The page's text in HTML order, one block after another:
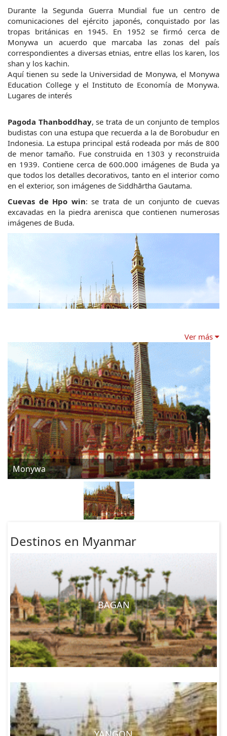
Durante la Segunda Guerra Mundial fue un centro de
comunicaciones del ejército japonés, conquistado por las
tropas británicas en 1945. En 1952 se firmó cerca de
Monywa un acuerdo que marcaba las zonas del país
correspondientes a diversas etnias, entre ellas los karen, los
shan y los kachin.
Aquí tienen su sede la Universidad de Monywa, el Monywa
Education College y el Instituto de Economía de Monywa.
Lugares de interés
Pagoda Thanboddhay, se trata de un conjunto de templos
budistas con una estupa que recuerda a la de Borobudur en
Indonesia. La estupa principal está rodeada por más de 800
de menor tamaño. Fue construida en 1303 y reconstruida
en 1939. Contiene cerca de 600.000 imágenes de Buda ya
que todos los detalles decorativos, tanto en el interior como
en el exterior, son imágenes de Siddhārtha Gautama.
Cuevas de Hpo win: se trata de un conjunto de cuevas
excavadas en la piedra arenisca que contienen numerosas
imágenes de Buda.
Ver más
Monywa
Destinos en Myanmar
BAGAN